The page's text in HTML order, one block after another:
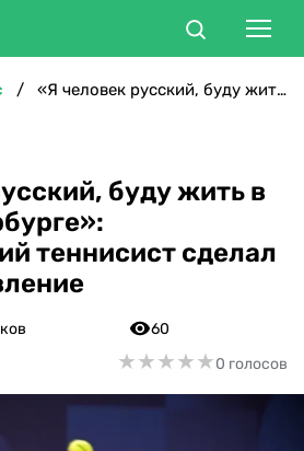
«Я человек русский, буду жить в Санкт-Петербурге»: казахстанский теннисист сделал громкое заявление
буду жить в
теннисист сделал
60
★★★★★
★★★★★0 голосов